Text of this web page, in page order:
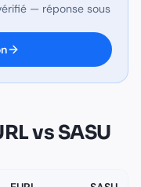
— réponse sous
vs SASU